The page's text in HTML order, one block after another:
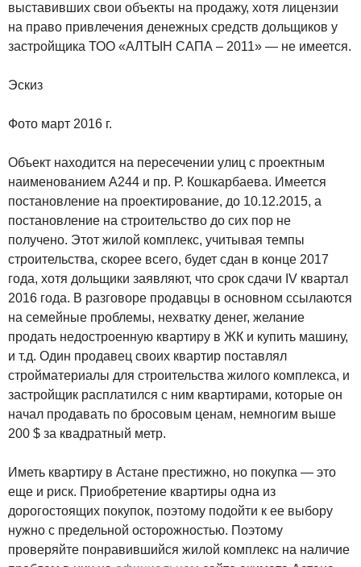
выставивших свои объекты на продажу, хотя лицензии
на право привлечения денежных средств дольщиков у
застройщика ТОО «АЛТЫН САПА – 2011» — не имеется.
Эскиз
Фото март 2016 г.
Объект находится на пересечении улиц с проектным
наименованием А244 и пр. Р. Кошкарбаева. Имеется
постановление на проектирование, до 10.12.2015, а
постановление на строительство до сих пор не
получено. Этот жилой комплекс, учитывая темпы
строительства, скорее всего, будет сдан в конце 2017
года, хотя дольщики заявляют, что срок сдачи IV квартал
2016 года. В разговоре продавцы в основном ссылаются
на семейные проблемы, нехватку денег, желание
продать недостроенную квартиру в ЖК и купить машину,
и т.д. Один продавец своих квартир поставлял
стройматериалы для строительства жилого комплекса, и
застройщик расплатился с ним квартирами, которые он
начал продавать по бросовым ценам, немногим выше
200 $ за квадратный метр.
Иметь квартиру в Астане престижно, но покупка — это
еще и риск. Приобретение квартиры одна из
дорогостоящих покупок, поэтому подойти к ее выбору
нужно с предельной осторожностью. Поэтому
проверяйте понравившийся жилой комплекс на наличие